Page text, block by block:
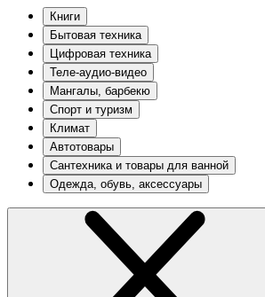
Книги
Бытовая техника
Цифровая техника
Теле-аудио-видео
Мангалы, барбекю
Спорт и туризм
Климат
Автотовары
Сантехника и товары для ванной
Одежда, обувь, аксессуары